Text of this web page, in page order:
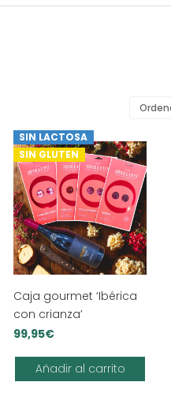
SIN LACTOSA
SIN GLUTEN
Caja gourmet ‘Ibérica
con crianza’
99,95€
Añadir al carrito